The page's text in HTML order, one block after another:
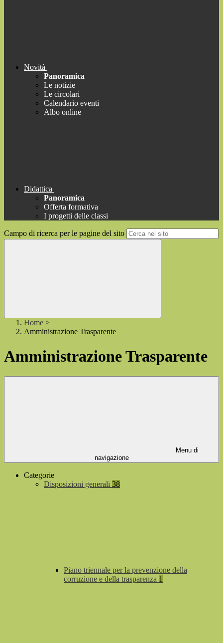
Novità
Panoramica
Le notizie
Le circolari
Calendario eventi
Albo online
Didattica
Panoramica
Offerta formativa
I progetti delle classi
Campo di ricerca per le pagine del sito
Home >
Amministrazione Trasparente
Amministrazione Trasparente
Menu di
navigazione
Categorie
Disposizioni generali 38
Piano triennale per la prevenzione della
corruzione e della trasparenza 1